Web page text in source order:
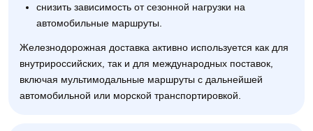
снизить зависимость от сезонной нагрузки на
автомобильные маршруты.
Железнодорожная доставка активно используется как для
внутрироссийских, так и для международных поставок,
включая мультимодальные маршруты с дальнейшей
автомобильной или морской транспортировкой.